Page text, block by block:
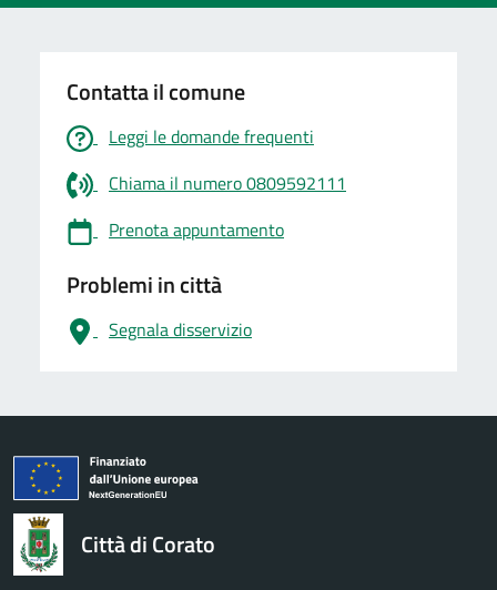
Contatta il comune
Leggi le domande frequenti
Chiama il numero 0809592111
Prenota appuntamento
Problemi in città
Segnala disservizio
logo Unione Europea
Città di Corato